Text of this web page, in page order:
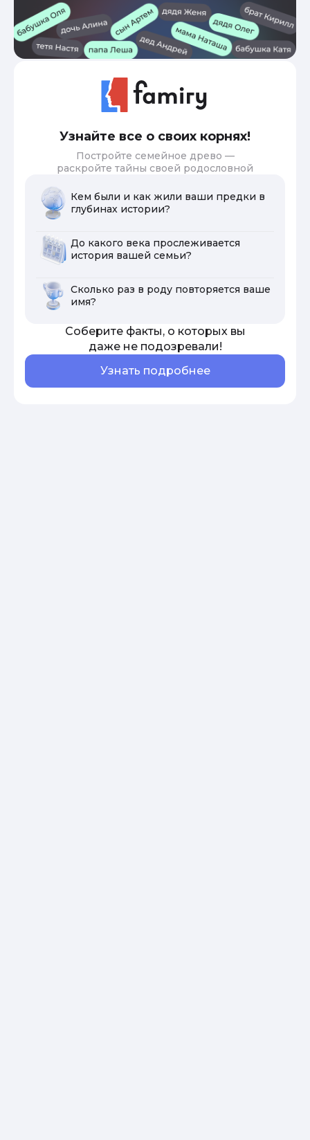
Узнайте все о своих корнях!
Постройте семейное древо —
раскройте тайны своей родословной
Кем были и как жили ваши предки в
глубинах истории?
До какого века прослеживается
история вашей семьи?
Сколько раз в роду повторяется ваше
имя?
Соберите факты, о которых вы
даже не подозревали!
Узнать подробнее